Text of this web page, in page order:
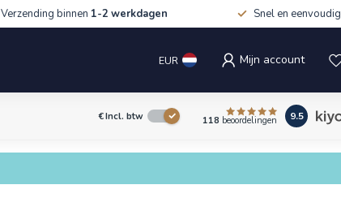
Verzending binnen 1-2 werkdagen Snel en eenvoudig
EUR Mijn account
€Incl. btw 118 beoordelingen 9.5